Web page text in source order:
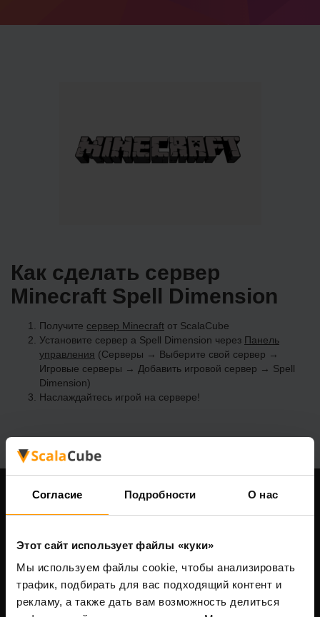
Согласие Подробности О нас
Этот сайт использует файлы «куки»
Мы используем файлы cookie, чтобы анализировать
трафик, подбирать для вас подходящий контент и
рекламу, а также дать вам возможность делиться
Как сделать сервер
Minecraft Spell Dimension
Получите сервер Minecraft от ScalaCube
Установите сервер a Spell Dimension через Панель
управления (Серверы → Выберите свой сервер →
Игровые серверы → Добавить игровой сервер → Spell
Dimension)
Наслаждайтесь игрой на сервере!
Scalable Hosting Solutions OÜ
Код компании: 14652605
VAT-номер: EE102133820